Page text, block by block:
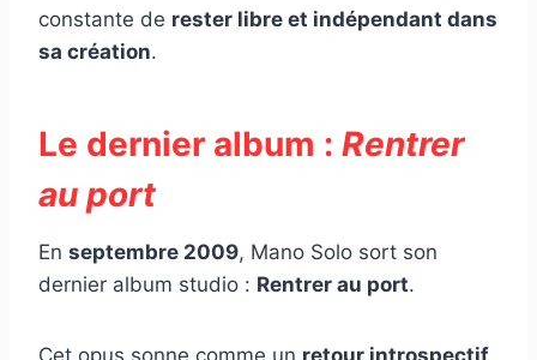
constante de rester libre et indépendant dans
sa création.
Le dernier album : Rentrer
au port
En septembre 2009, Mano Solo sort son
dernier album studio : Rentrer au port.
Cet opus sonne comme un retour introspectif